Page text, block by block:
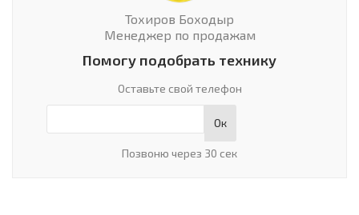
Тохиров Боходыр
Менеджер по продажам
Помогу подобрать технику
Оставьте свой телефон
Ок
Позвоню через 30 сек